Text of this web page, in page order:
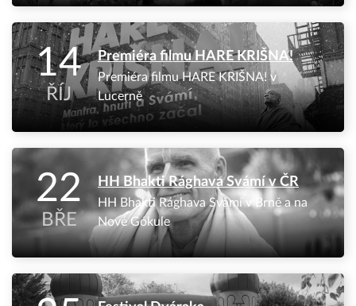
14
ŘÍJ
Premiéra filmu HARE KRIŠNA!
Premiéra filmu HARE KRIŠNA! v
Lucerně
22
BŘE
HH Bhakti Rághava Svámí v ČR
HH Bhakti Rághava Svámí v Brně a na
Nové Gókule